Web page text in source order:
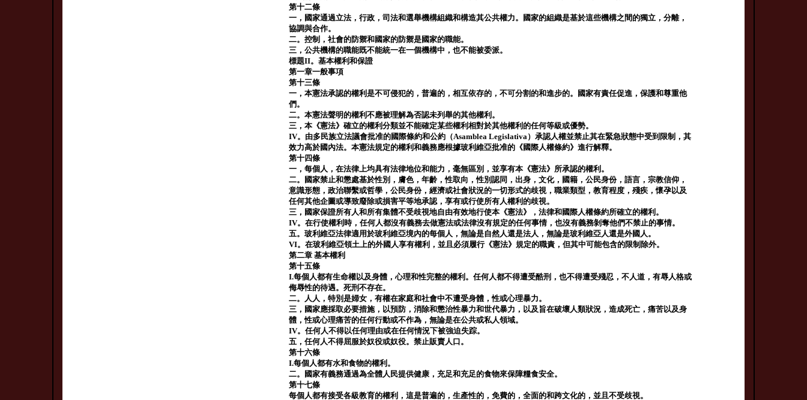
第十二條
一，國家通過立法，行政，司法和選舉機構組織和構造其公共權力。國家的組織是基於這些機構之間的獨立，分離，
協調與合作。
二。控制，社會的防禦和國家的防禦是國家的職能。
三，公共機構的職能既不能統一在一個機構中，也不能被委派。
標題II。基本權利和保證
第一章一般事項
第十三條
一，本憲法承認的權利是不可侵犯的，普遍的，相互依存的，不可分割的和進步的。國家有責任促進，保護和尊重他
們。
二。本憲法聲明的權利不應被理解為否認未列舉的其他權利。
三，本《憲法》確立的權利分類並不能確定某些權利相對於其他權利的任何等級或優勢。
IV。由多民族立法議會批准的國際條約和公約（Asamblea Legislativa）承認人權並禁止其在緊急狀態中受到限制，其
效力高於國內法。本憲法規定的權利和義務應根據玻利維亞批准的《國際人權條約》進行解釋。
第十四條
一，每個人，在法律上均具有法律地位和能力，毫無區別，並享有本《憲法》所承認的權利。
二。國家禁止和懲處基於性別，膚色，年齡，性取向，性別認同，出身，文化，國籍，公民身份，語言，宗教信仰，
意識形態，政治聯繫或哲學，公民身份，經濟或社會狀況的一切形式的歧視，職業類型，教育程度，殘疾，懷孕以及
任何其他企圖或導致廢除​​或損害平等地承認，享有或行使所有人權利的歧視。
三，國家保證所有人和所有集體不受歧視地自由有效地行使本《憲法》，法律和國際人權條約所確立的權利。
IV。在行使權利時，任何人都沒有義務去做憲法或法律沒有規定的任何事情，也沒有義務剝奪他們不禁止的事情。
五。玻利維亞法律適用於玻利維亞境內的每個人，無論是自然人還是法人，無論是玻利維亞人還是外國人。
VI。在玻利維亞領土上的外國人享有權利，並且必須履行《憲法》規定的職責，但其中可能包含的限制除外。
第二章 基本權利
第十五條
I.每個人都有生命權以及身體，心理和性完整的權利。任何人都不得遭受酷刑，也不得遭受殘忍，不人道，有辱人格或
侮辱性的待遇。死刑不存在。
二。人人，特別是婦女，有權在家庭和社會中不遭受身體，性或心理暴力。
三，國家應採取必要措施，以預防，消除和懲治性暴力和世代暴力，以及旨在破壞人類狀況，造成死亡，痛苦以及身
體，性或心理痛苦的任何行動或不作為，無論是在公共或私人領域。
IV。任何人不得以任何理由或在任何情況下被強迫失踪。
五，任何人不得屈服於奴役或奴役。禁止販賣人口。
第十六條
I.每個人都有水和食物的權利。
二。國家有義務通過為全體人民提供健康，充足和充足的食物來保障糧食安全。
第十七條
每個人都有接受各級教育的權利，這是普遍的，生產性的，免費的，全面的和跨文化的，並且不受歧視。